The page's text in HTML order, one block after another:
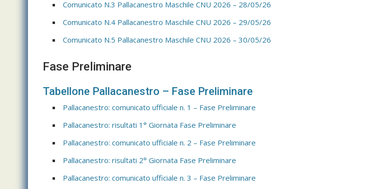
Comunicato N.3 Pallacanestro Maschile CNU 2026 – 28/05/26
Comunicato N.4 Pallacanestro Maschile CNU 2026 – 29/05/26
Comunicato N.5 Pallacanestro Maschile CNU 2026 – 30/05/26
Fase Preliminare
Tabellone Pallacanestro – Fase Preliminare
Pallacanestro: comunicato ufficiale n. 1 – Fase Preliminare
Pallacanestro: risultati 1° Giornata Fase Preliminare
Pallacanestro: comunicato ufficiale n. 2 – Fase Preliminare
Pallacanestro: risultati 2° Giornata Fase Preliminare
Pallacanestro: comunicato ufficiale n. 3 – Fase Preliminare